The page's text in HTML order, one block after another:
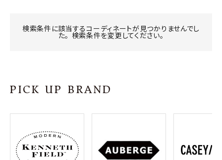
プライバシーポリシー
特定商取引法について
お問い合わせ
検索条件に該当するコーディネートが見つかりませんでし
た。 検索条件を変更してください。
PICK UP BRAND